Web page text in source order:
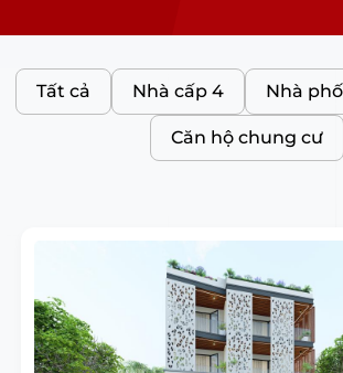
Tất cả Nhà cấp 4 Nhà phố
Căn hộ chung cư